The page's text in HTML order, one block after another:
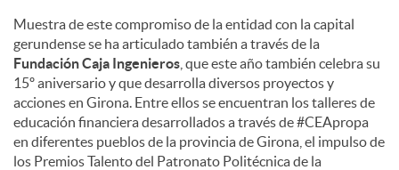
Muestra de este compromiso de la entidad con la capital
gerundense se ha articulado también a través de la
Fundación Caja Ingenieros , que este año también celebra su
15º aniversario y que desarrolla diversos proyectos y
acciones en Girona. Entre ellos se encuentran los talleres de
educación financiera desarrollados a través de #CEApropa
en diferentes pueblos de la provincia de Girona, el impulso de
los Premios Talento del Patronato Politécnica de la